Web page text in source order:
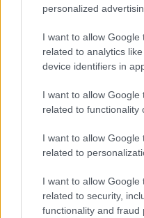
personalized
I want to allow Google
related to analytics
device identifiers in
I want to allow Google
related to functionality
I want to allow Google
related to
I want to allow Google
related to security,
functionality and